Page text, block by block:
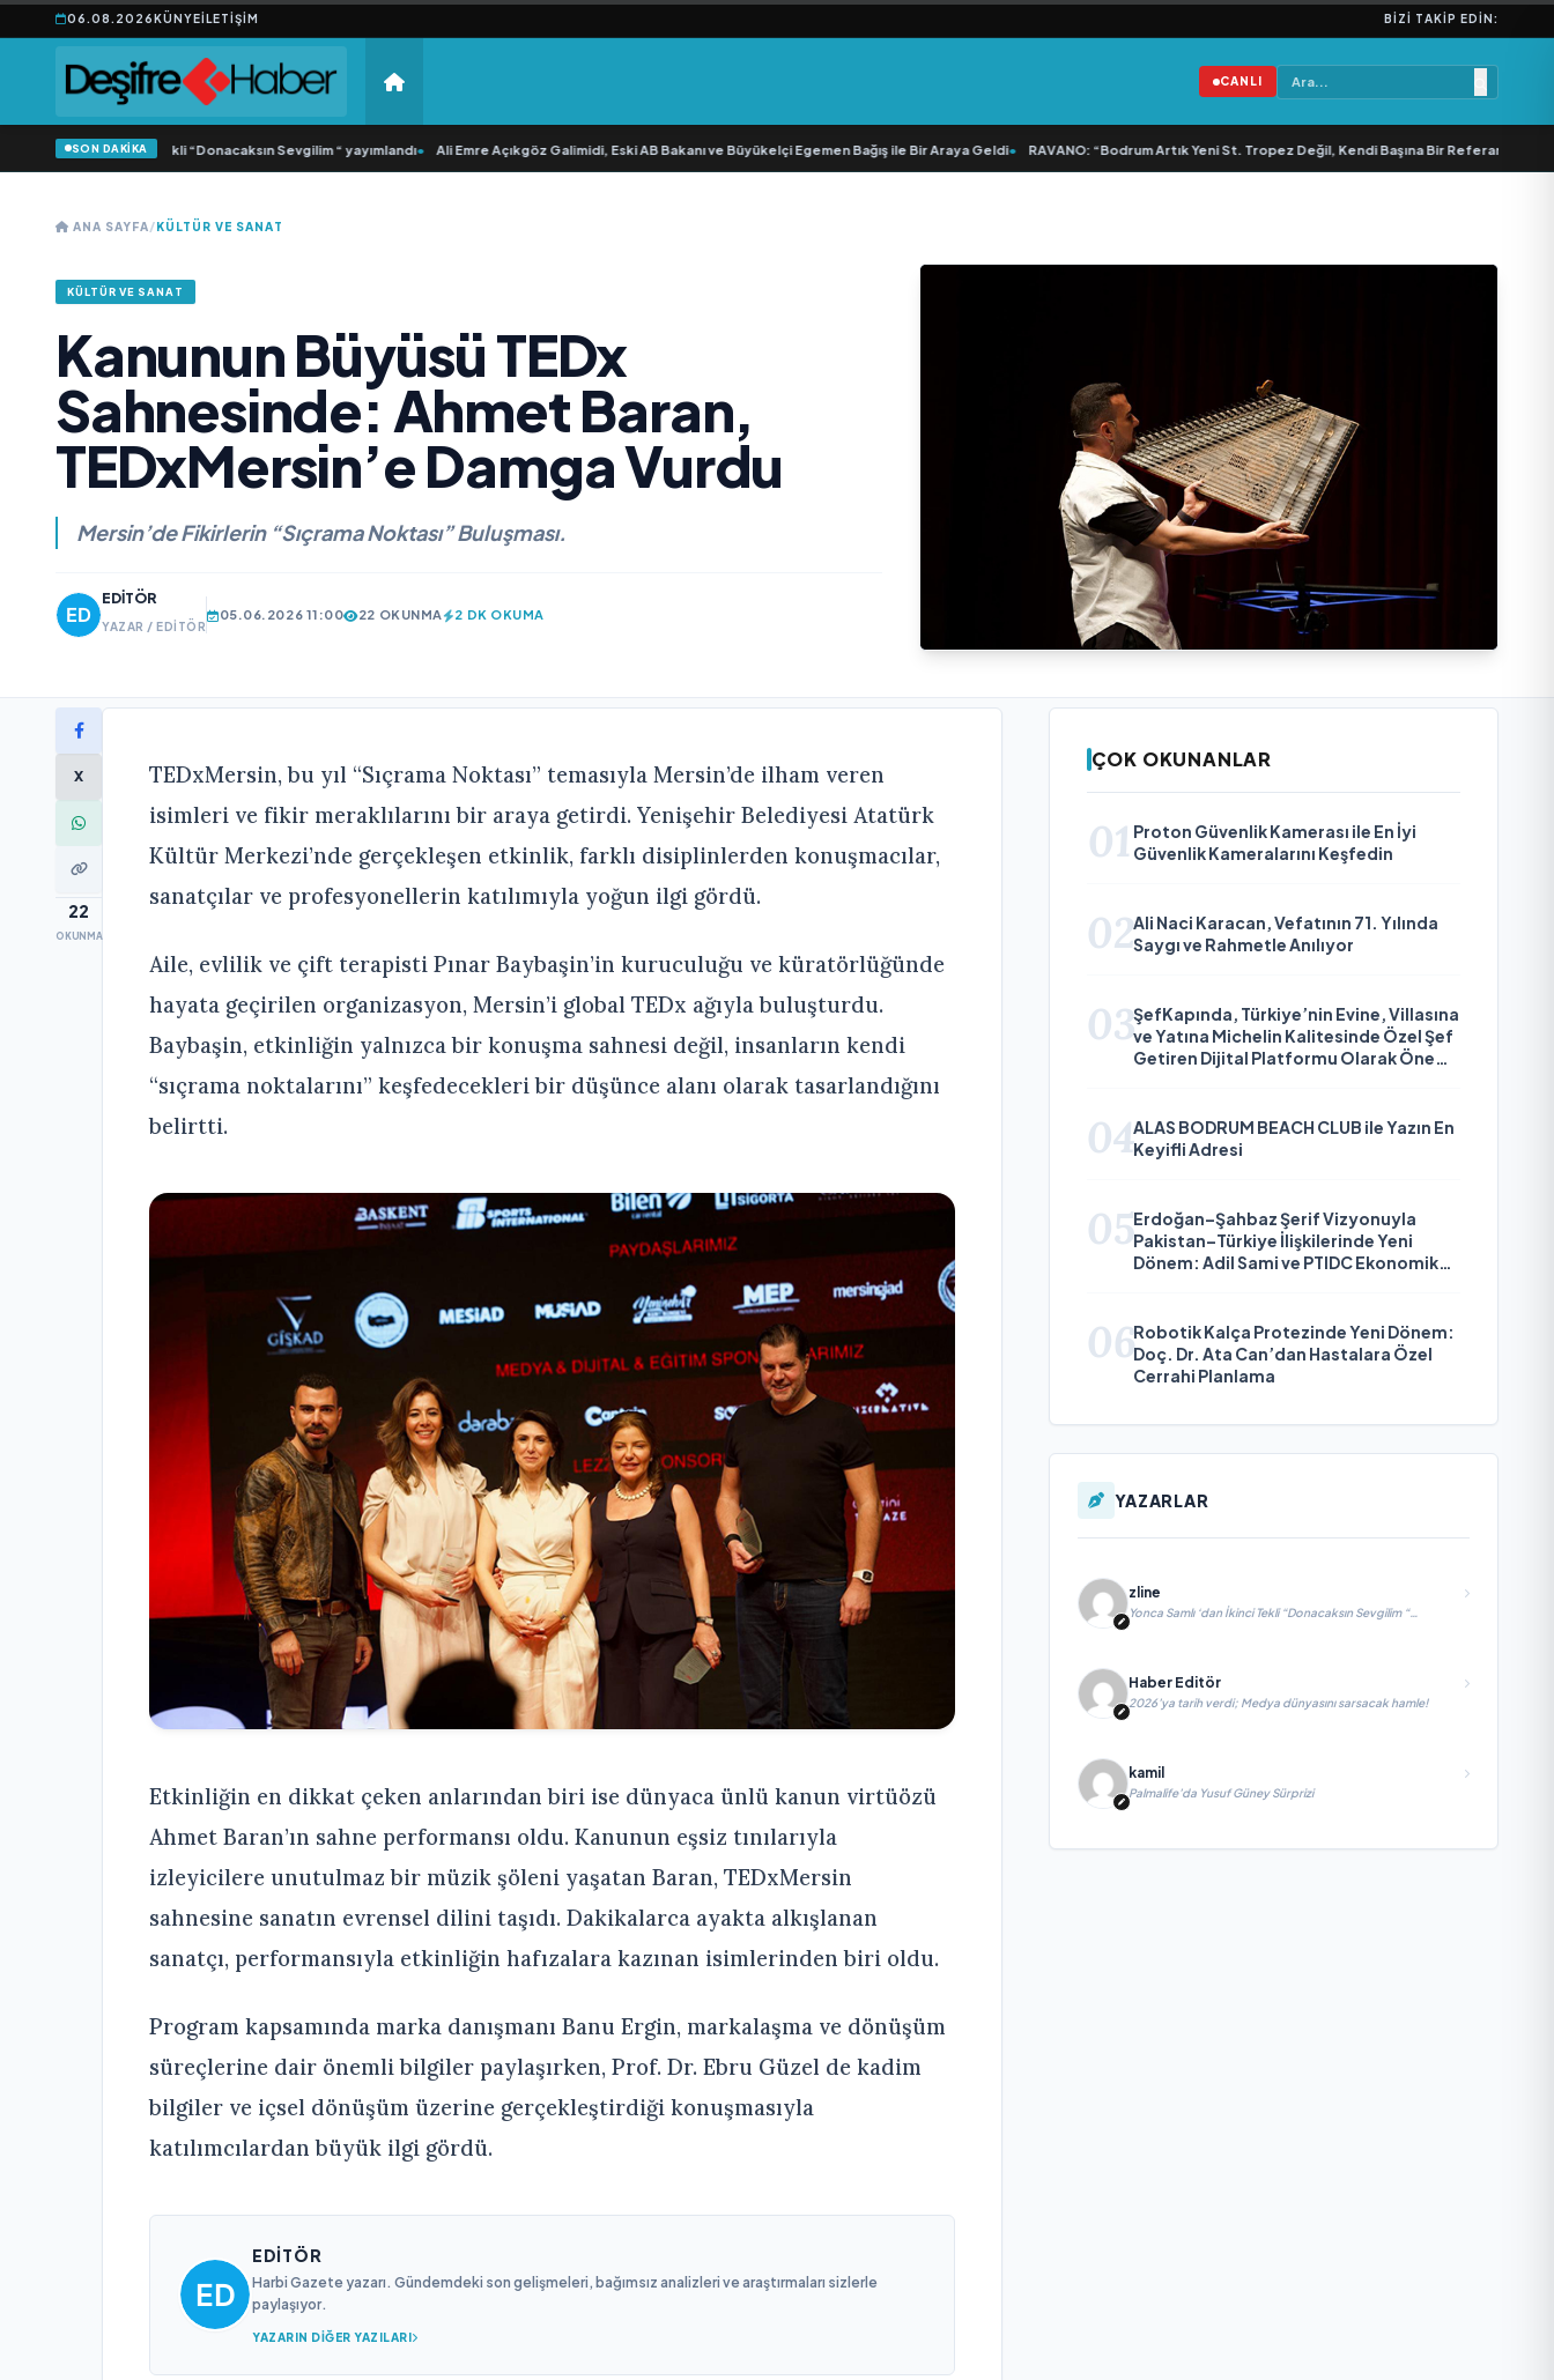
06.08.2026KÜNYEİLETIŞIM BIZI TAKIP EDIN:
CANLI
SON DAKİKA
Samlı ‘dan İkinci Tekli “Donacaksın Sevgilim “ yayımlandı• Ali Emre Açıkgöz Galimidi, Eski AB Bakanı ve Büyükelçi Egemen Bağış ile Bir Araya Geldi• RAVANO: “Bodrum Artık Yeni St. Tropez Değil, Kendi Başına Bir Referans”•
ANA SAYFA/KÜLTÜR VE SANAT
KÜLTÜR VE SANAT
Kanunun Büyüsü TEDx
Sahnesinde: Ahmet Baran,
TEDxMersin’e Damga Vurdu
Mersin’de Fikirlerin “Sıçrama Noktası” Buluşması.
EDITÖR
YAZAR / EDITÖR
05.06.2026 11:00 22 OKUNMA 2 DK OKUMA
X
22
OKUNMA
TEDxMersin, bu yıl “Sıçrama Noktası” temasıyla Mersin’de ilham veren
isimleri ve fikir meraklılarını bir araya getirdi. Yenişehir Belediyesi Atatürk
Kültür Merkezi’nde gerçekleşen etkinlik, farklı disiplinlerden konuşmacılar,
sanatçılar ve profesyonellerin katılımıyla yoğun ilgi gördü.
Aile, evlilik ve çift terapisti Pınar Baybaşin’in kuruculuğu ve küratörlüğünde
hayata geçirilen organizasyon, Mersin’i global TEDx ağıyla buluşturdu.
Baybaşin, etkinliğin yalnızca bir konuşma sahnesi değil, insanların kendi
“sıçrama noktalarını” keşfedecekleri bir düşünce alanı olarak tasarlandığını
belirtti.
Etkinliğin en dikkat çeken anlarından biri ise dünyaca ünlü kanun virtüözü
Ahmet Baran’ın sahne performansı oldu. Kanunun eşsiz tınılarıyla
izleyicilere unutulmaz bir müzik şöleni yaşatan Baran, TEDxMersin
sahnesine sanatın evrensel dilini taşıdı. Dakikalarca ayakta alkışlanan
sanatçı, performansıyla etkinliğin hafızalara kazınan isimlerinden biri oldu.
Program kapsamında marka danışmanı Banu Ergin, markalaşma ve dönüşüm
süreçlerine dair önemli bilgiler paylaşırken, Prof. Dr. Ebru Güzel de kadim
bilgiler ve içsel dönüşüm üzerine gerçekleştirdiği konuşmasıyla
katılımcılardan büyük ilgi gördü.
EDITÖR
Harbi Gazete yazarı. Gündemdeki son gelişmeleri, bağımsız analizleri ve araştırmaları sizlerle
paylaşıyor.
YAZARIN DIĞER YAZILARI
ÇOK OKUNANLAR
01 Proton Güvenlik Kamerası ile En İyi
Güvenlik Kameralarını Keşfedin
02Ali Naci Karacan, Vefatının 71. Yılında
Saygı ve Rahmetle Anılıyor
03ŞefKapında, Türkiye’nin Evine, Villasına
ve Yatına Michelin Kalitesinde Özel Şef
Getiren Dijital Platformu Olarak Öne
04ALAS BODRUM BEACH CLUB ile Yazın En
Keyifli Adresi
05Erdoğan–Şahbaz Şerif Vizyonuyla
Pakistan–Türkiye İlişkilerinde Yeni
Dönem: Adil Sami ve PTIDC Ekonomik
06Robotik Kalça Protezinde Yeni Dönem:
Doç. Dr. Ata Can’dan Hastalara Özel
Cerrahi Planlama
YAZARLAR
zline
Yonca Samlı ‘dan İkinci Tekli “Donacaksın Sevgilim “
yayımlandı
Haber Editör
2026’ya tarih verdi; Medya dünyasını sarsacak hamle!
kamil
Palmalife’da Yusuf Güney Sürprizi